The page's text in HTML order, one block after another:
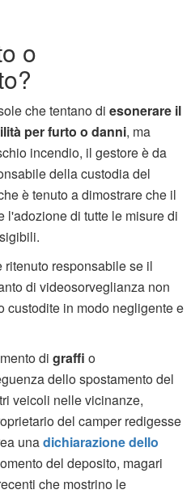
o
che tentano diesonerare il
per furto o danni, ma
incendio, il gestore è da
della custodia del
è tenuto a dimostrare che il
l'adozione di tutte le misure di
responsabile se il
di videosorveglianza non
custodite in modo negligente e
digraffi o
dello spostamento del
veicoli nelle vicinanze,
del camper redigesse
unadichiarazione dello
del deposito, magari
che mostrino le